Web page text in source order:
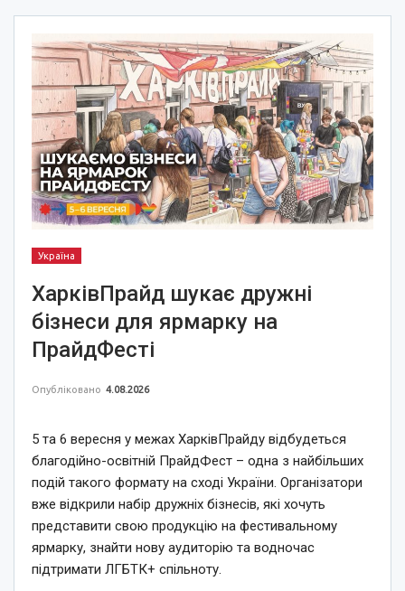
Україна
ХарківПрайд шукає дружні
бізнеси для ярмарку на
ПрайдФесті
Опубліковано 4.08.2026
5 та 6 вересня у межах ХарківПрайду відбудеться
благодійно-освітній ПрайдФест – одна з найбільших
подій такого формату на сході України. Організатори
вже відкрили набір дружніх бізнесів, які хочуть
представити свою продукцію на фестивальному
ярмарку, знайти нову аудиторію та водночас
підтримати ЛГБТК+ спільноту.